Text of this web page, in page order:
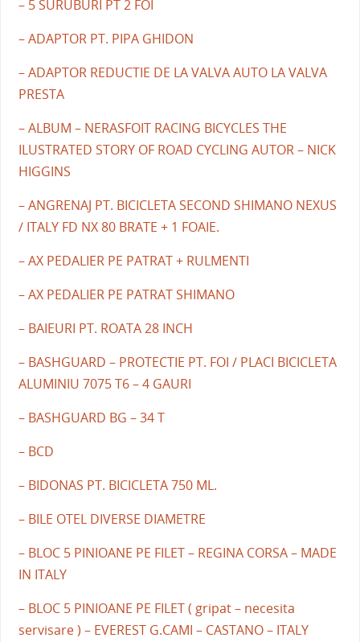
– 5 SURUBURI PT 2 FOI
– ADAPTOR PT. PIPA GHIDON
– ADAPTOR REDUCTIE DE LA VALVA AUTO LA VALVA
PRESTA
– ALBUM – NERASFOIT RACING BICYCLES THE
ILUSTRATED STORY OF ROAD CYCLING AUTOR – NICK
HIGGINS
– ANGRENAJ PT. BICICLETA SECOND SHIMANO NEXUS
/ ITALY FD NX 80 BRATE + 1 FOAIE.
– AX PEDALIER PE PATRAT + RULMENTI
– AX PEDALIER PE PATRAT SHIMANO
– BAIEURI PT. ROATA 28 INCH
– BASHGUARD – PROTECTIE PT. FOI / PLACI BICICLETA
ALUMINIU 7075 T6 – 4 GAURI
– BASHGUARD BG – 34 T
– BCD
– BIDONAS PT. BICICLETA 750 ML.
– BILE OTEL DIVERSE DIAMETRE
– BLOC 5 PINIOANE PE FILET – REGINA CORSA – MADE
IN ITALY
– BLOC 5 PINIOANE PE FILET ( gripat – necesita
servisare ) – EVEREST G.CAMI – CASTANO – ITALY